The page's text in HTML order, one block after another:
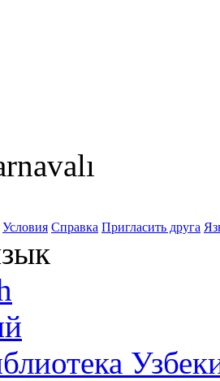
Условия Справка Пригласить друга